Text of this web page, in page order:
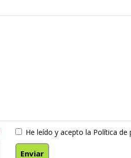
He leído y acepto la Política de